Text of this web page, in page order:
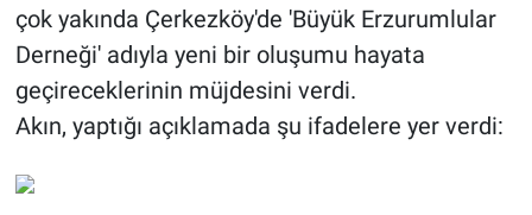
çok yakında Çerkezköy'de 'Büyük Erzurumlular
Derneği' adıyla yeni bir oluşumu hayata
geçireceklerinin müjdesini verdi.
Akın, yaptığı açıklamada şu ifadelere yer verdi: